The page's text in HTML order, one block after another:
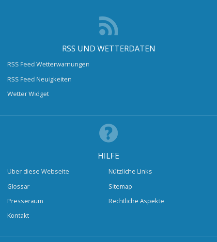
RSS UND WETTERDATEN
RSS Feed Wetterwarnungen
RSS Feed Neuigkeiten
Wetter Widget
HILFE
Über diese Webseite
Glossar
Presseraum
Kontakt
Nützliche Links
Sitemap
Rechtliche Aspekte